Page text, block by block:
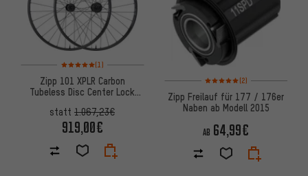
Bewertungen: 5 von 5 basierend auf 1 Bewertungen
(1)
Zipp 101 XPLR Carbon
Tubeless Disc Center Lock
statt 1.067,23€
919,00€
Bewertungen: 5 von 5
(2)
Zipp Freilauf für 177 / 176er
Naben ab Modell 2015
AB 64,99€